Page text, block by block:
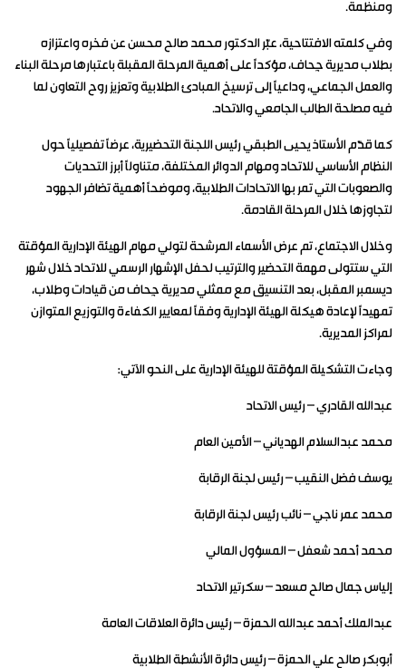
ومنظمة.
وفي كلمته الافتتاحية، عبّر الدكتور محمد صالح محسن عن فخره واعتزازه
بطلاب مديرية جِحاف، مؤكدًا على أهمية المرحلة المقبلة باعتبارها مرحلة البناء
والعمل الجماعي، وداعيًا إلى ترسيخ المبادئ الطلابية وتعزيز روح التعاون لما
فيه مصلحة الطالب الجامعي والاتحاد.
كما قدّم الأستاذ يحيى الطبقي رئيس اللجنة التحضيرية، عرضًا تفصيليًا حول
النظام الأساسي للاتحاد ومهام الدوائر المختلفة، متناولًا أبرز التحديات
والصعوبات التي تمر بها الاتحادات الطلابية، وموضحًا أهمية تضافر الجهود
لتجاوزها خلال المرحلة القادمة.
وخلال الاجتماع، تم عرض الأسماء المرشحة لتولي مهام الهيئة الإدارية المؤقتة
التي ستتولى مهمة التحضير والترتيب لحفل الإشهار الرسمي للاتحاد خلال شهر
ديسمبر المقبل، بعد التنسيق مع ممثلي مديرية جِحاف من قيادات وطلاب،
تمهيدًا لإعادة هيكلة الهيئة الإدارية وفقًا لمعايير الكفاءة والتوزيع المتوازن
لمراكز المديرية.
وجاءت التشكيلة المؤقتة للهيئة الإدارية على النحو الآتي:
عبدالله القادري – رئيس الاتحاد
محمد عبدالسلام الهدياني – الأمين العام
يوسف فضل النقيب – رئيس لجنة الرقابة
محمد عمر ناجي – نائب رئيس لجنة الرقابة
محمد أحمد شعفل – المسؤول المالي
إلياس جمال صالح مسعد – سكرتير الاتحاد
عبدالملك أحمد عبدالله الحمزة – رئيس دائرة العلاقات العامة
أبوبكر صالح علي الحمزة – رئيس دائرة الأنشطة الطلابية